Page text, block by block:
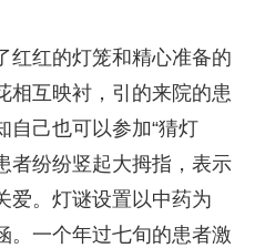
红红的灯笼和精心准备的
相互映衬，引的来院的患
自己也可以参加“猜灯
者纷纷竖起大拇指，表示
爱。灯谜设置以中药为
。一个年过七旬的患者激